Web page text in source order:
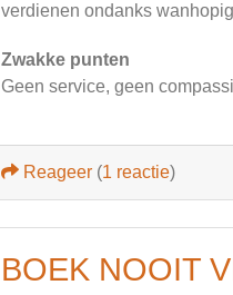
verdienen ondanks
Zwakke punten
Geen service, geen
Reageer (1 reactie)
BOEK NOOIT